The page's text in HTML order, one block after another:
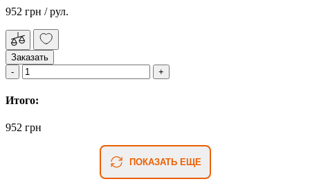
952 грн / рул.
Заказать
Итого:
952 грн
ПОКАЗАТЬ ЕЩЕ